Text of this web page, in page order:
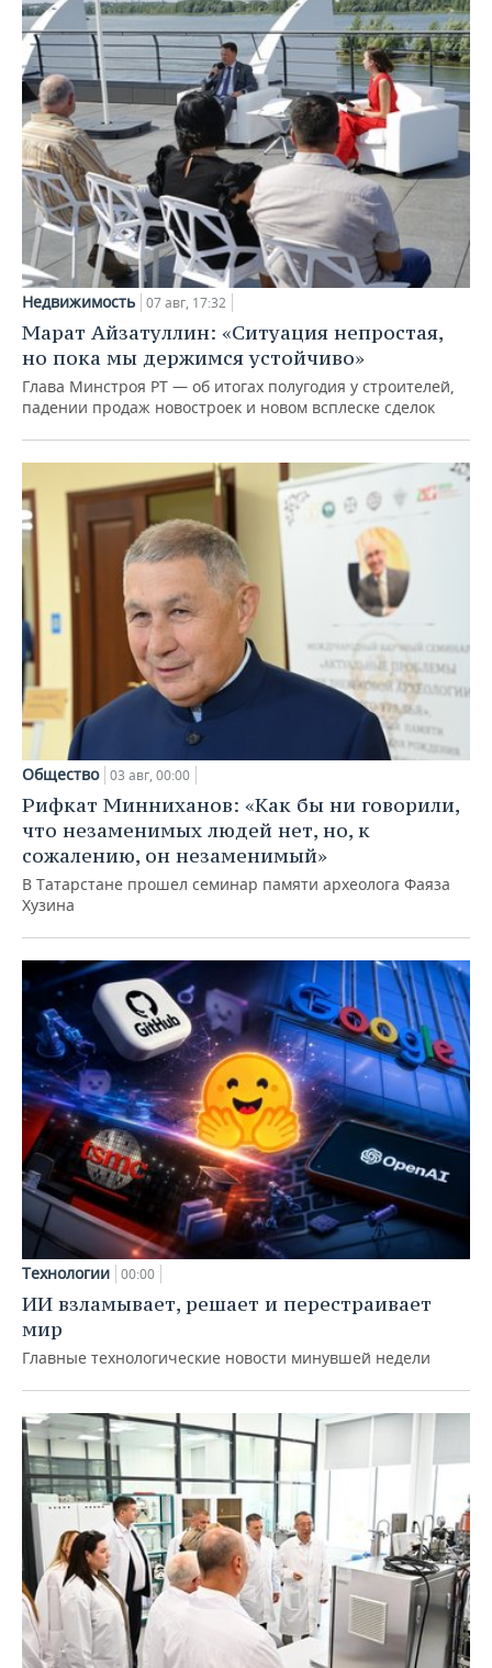
Недвижимость 07 авг, 17:32
Марат Айзатуллин: «Ситуация непростая,
но пока мы держимся устойчиво»
Глава Минстроя РТ — об итогах полугодия у строителей,
падении продаж новостроек и новом всплеске сделок
Общество 03 авг, 00:00
Рифкат Минниханов: «Как бы ни говорили,
что незаменимых людей нет, но, к
сожалению, он незаменимый»
В Татарстане прошел семинар памяти археолога Фаяза
Хузина
Технологии 00:00
ИИ взламывает, решает и перестраивает
мир
Главные технологические новости минувшей недели